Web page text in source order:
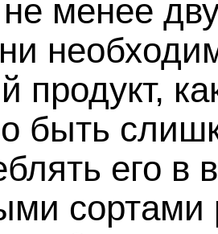
менее
продукт,
быть
его в
сортами